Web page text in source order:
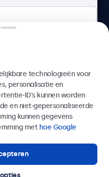
bedrijventechnologieën voor
personalisatie en
ID’s kunnen worden
en niet-gepersonaliseerde
kunnen gegevens
met hoe Google